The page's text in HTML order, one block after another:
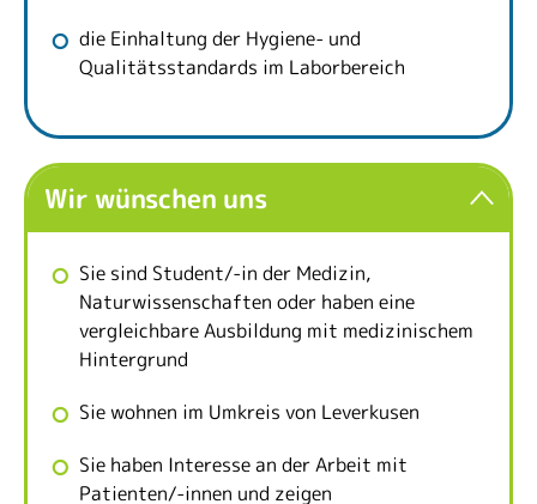
die Einhaltung der Hygiene- und
Qualitätsstandards im Laborbereich
Wir wünschen uns
Sie sind Student/-in der Medizin,
Naturwissenschaften oder haben eine
vergleichbare Ausbildung mit medizinischem
Hintergrund
Sie wohnen im Umkreis von Leverkusen
Sie haben Interesse an der Arbeit mit
Patienten/-innen und zeigen